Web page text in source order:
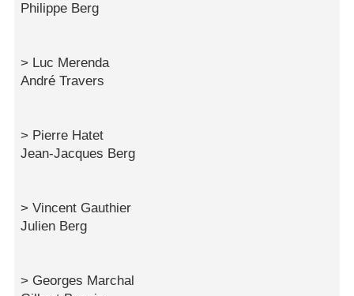
Philippe Berg
> Luc Merenda
André Travers
> Pierre Hatet
Jean-Jacques Berg
> Vincent Gauthier
Julien Berg
> Georges Marchal